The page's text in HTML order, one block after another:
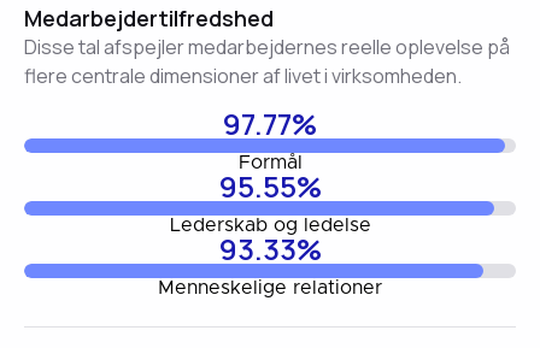
Medarbejdertilfredshed
Disse tal afspejler medarbejdernes reelle oplevelse på
flere centrale dimensioner af livet i virksomheden.
97.77%
Formål
95.55%
Lederskab og ledelse
93.33%
Menneskelige relationer